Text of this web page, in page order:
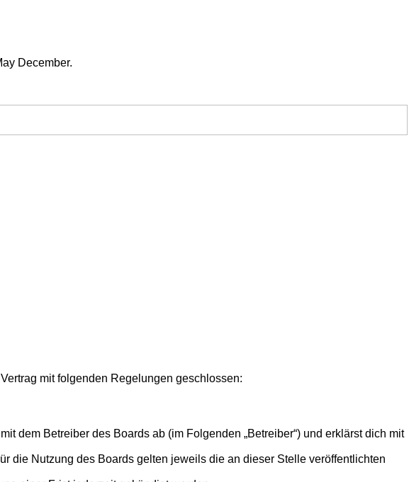
December.
mit folgenden Regelungen geschlossen:
dem Betreiber des Boards ab (im Folgenden „Betreiber“) und erklärst dich mit
die Nutzung des Boards gelten jeweils die an dieser Stelle veröffentlichten